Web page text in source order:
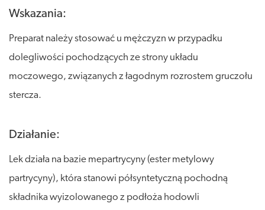
Wskazania:
Preparat należy stosować u mężczyzn w przypadku
dolegliwości pochodzących ze strony układu
moczowego, związanych z łagodnym rozrostem gruczołu
stercza.
Działanie:
Lek działa na bazie mepartrycyny (ester metylowy
partrycyny), która stanowi półsyntetyczną pochodną
składnika wyizolowanego z podłoża hodowli